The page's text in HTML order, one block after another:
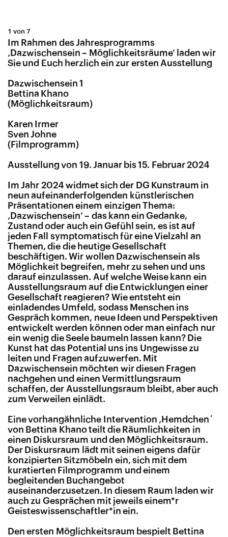
1 von 7
Im Rahmen des Jahresprogramms
‚Dazwischensein – Möglichkeitsräume‘ laden wir
Sie und Euch herzlich ein zur ersten Ausstellung
Dazwischensein 1
Bettina Khano
(Möglichkeitsraum)
Karen Irmer
Sven Johne
(Filmprogramm)
Ausstellung von 19. Januar bis 15. Februar 2024
Im Jahr 2024 widmet sich der DG Kunstraum in
neun aufeinanderfolgenden künstlerischen
Präsentationen einem einzigen Thema:
‚Dazwischensein‘ – das kann ein Gedanke,
Zustand oder auch ein Gefühl sein, es ist auf
jeden Fall symptomatisch für eine Vielzahl an
Themen, die die heutige Gesellschaft
beschäftigen. Wir wollen Dazwischensein als
Möglichkeit begreifen, mehr zu sehen und uns
darauf einzulassen. Auf welche Weise kann ein
Ausstellungsraum auf die Entwicklungen einer
Gesellschaft reagieren? Wie entsteht ein
einladendes Umfeld, sodass Menschen ins
Gespräch kommen, neue Ideen und Perspektiven
entwickelt werden können oder man einfach nur
ein wenig die Seele baumeln lassen kann? Die
Kunst hat das Potential uns ins Ungewisse zu
leiten und Fragen aufzuwerfen. Mit
Dazwischensein möchten wir diesen Fragen
nachgehen und einen Vermittlungsraum
schaffen, der Ausstellungsraum bleibt, aber auch
zum Verweilen einlädt.
Eine vorhangähnliche Intervention ‚Hemdchen´
von Bettina Khano teilt die Räumlichkeiten in
einen Diskursraum und den Möglichkeitsraum.
Der Diskursraum lädt mit seinen eigens dafür
konzipierten Sitzmöbeln ein, sich mit dem
kuratierten Filmprogramm und einem
begleitenden Buchangebot
auseinanderzusetzen. In diesem Raum laden wir
auch zu Gesprächen mit jeweils einem*r
Geisteswissenschaftler*in ein.
Den ersten Möglichkeitsraum bespielt Bettina